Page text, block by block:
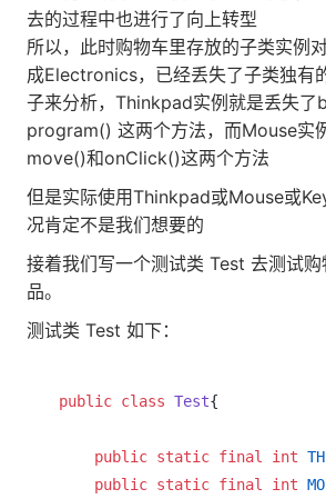
去的过程中也进行了向上转型
所以，此时购物车里存放的子类实例
成Electronics，已经丢失了子类独有
子来分析，Thinkpad实例就是丢失
program() 这两个方法，而Mouse实
move()和onClick()这两个方法
但是实际使用Thinkpad或Mouse或
况肯定不是我们想要的
接着我们写一个测试类 Test 去测试
品。
测试类 Test 如下：
public class Test{
public static final int
public static final int